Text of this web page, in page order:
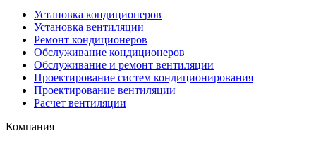
Установка кондиционеров
Установка вентиляции
Ремонт кондиционеров
Обслуживание кондиционеров
Обслуживание и ремонт вентиляции
Проектирование систем кондиционирования
Проектирование вентиляции
Расчет вентиляции
Компания